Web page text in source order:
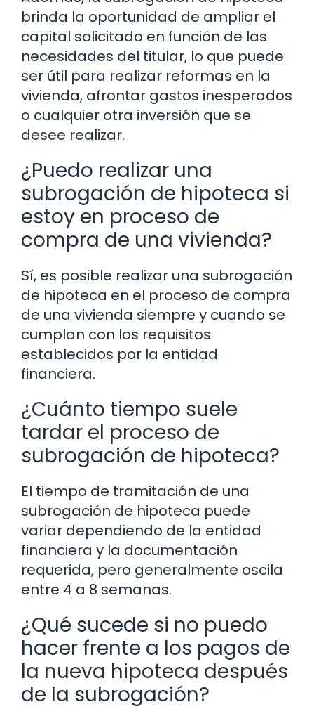
brinda la oportunidad de ampliar el
capital solicitado en función de las
necesidades del titular, lo que puede
ser útil para realizar reformas en la
vivienda, afrontar gastos inesperados
o cualquier otra inversión que se
desee realizar.
¿Puedo realizar una
subrogación de hipoteca si
estoy en proceso de
compra de una vivienda?
Sí, es posible realizar una subrogación
de hipoteca en el proceso de compra
de una vivienda siempre y cuando se
cumplan con los requisitos
establecidos por la entidad
financiera.
¿Cuánto tiempo suele
tardar el proceso de
subrogación de hipoteca?
El tiempo de tramitación de una
subrogación de hipoteca puede
variar dependiendo de la entidad
financiera y la documentación
requerida, pero generalmente oscila
entre 4 a 8 semanas.
¿Qué sucede si no puedo
hacer frente a los pagos de
la nueva hipoteca después
de la subrogación?